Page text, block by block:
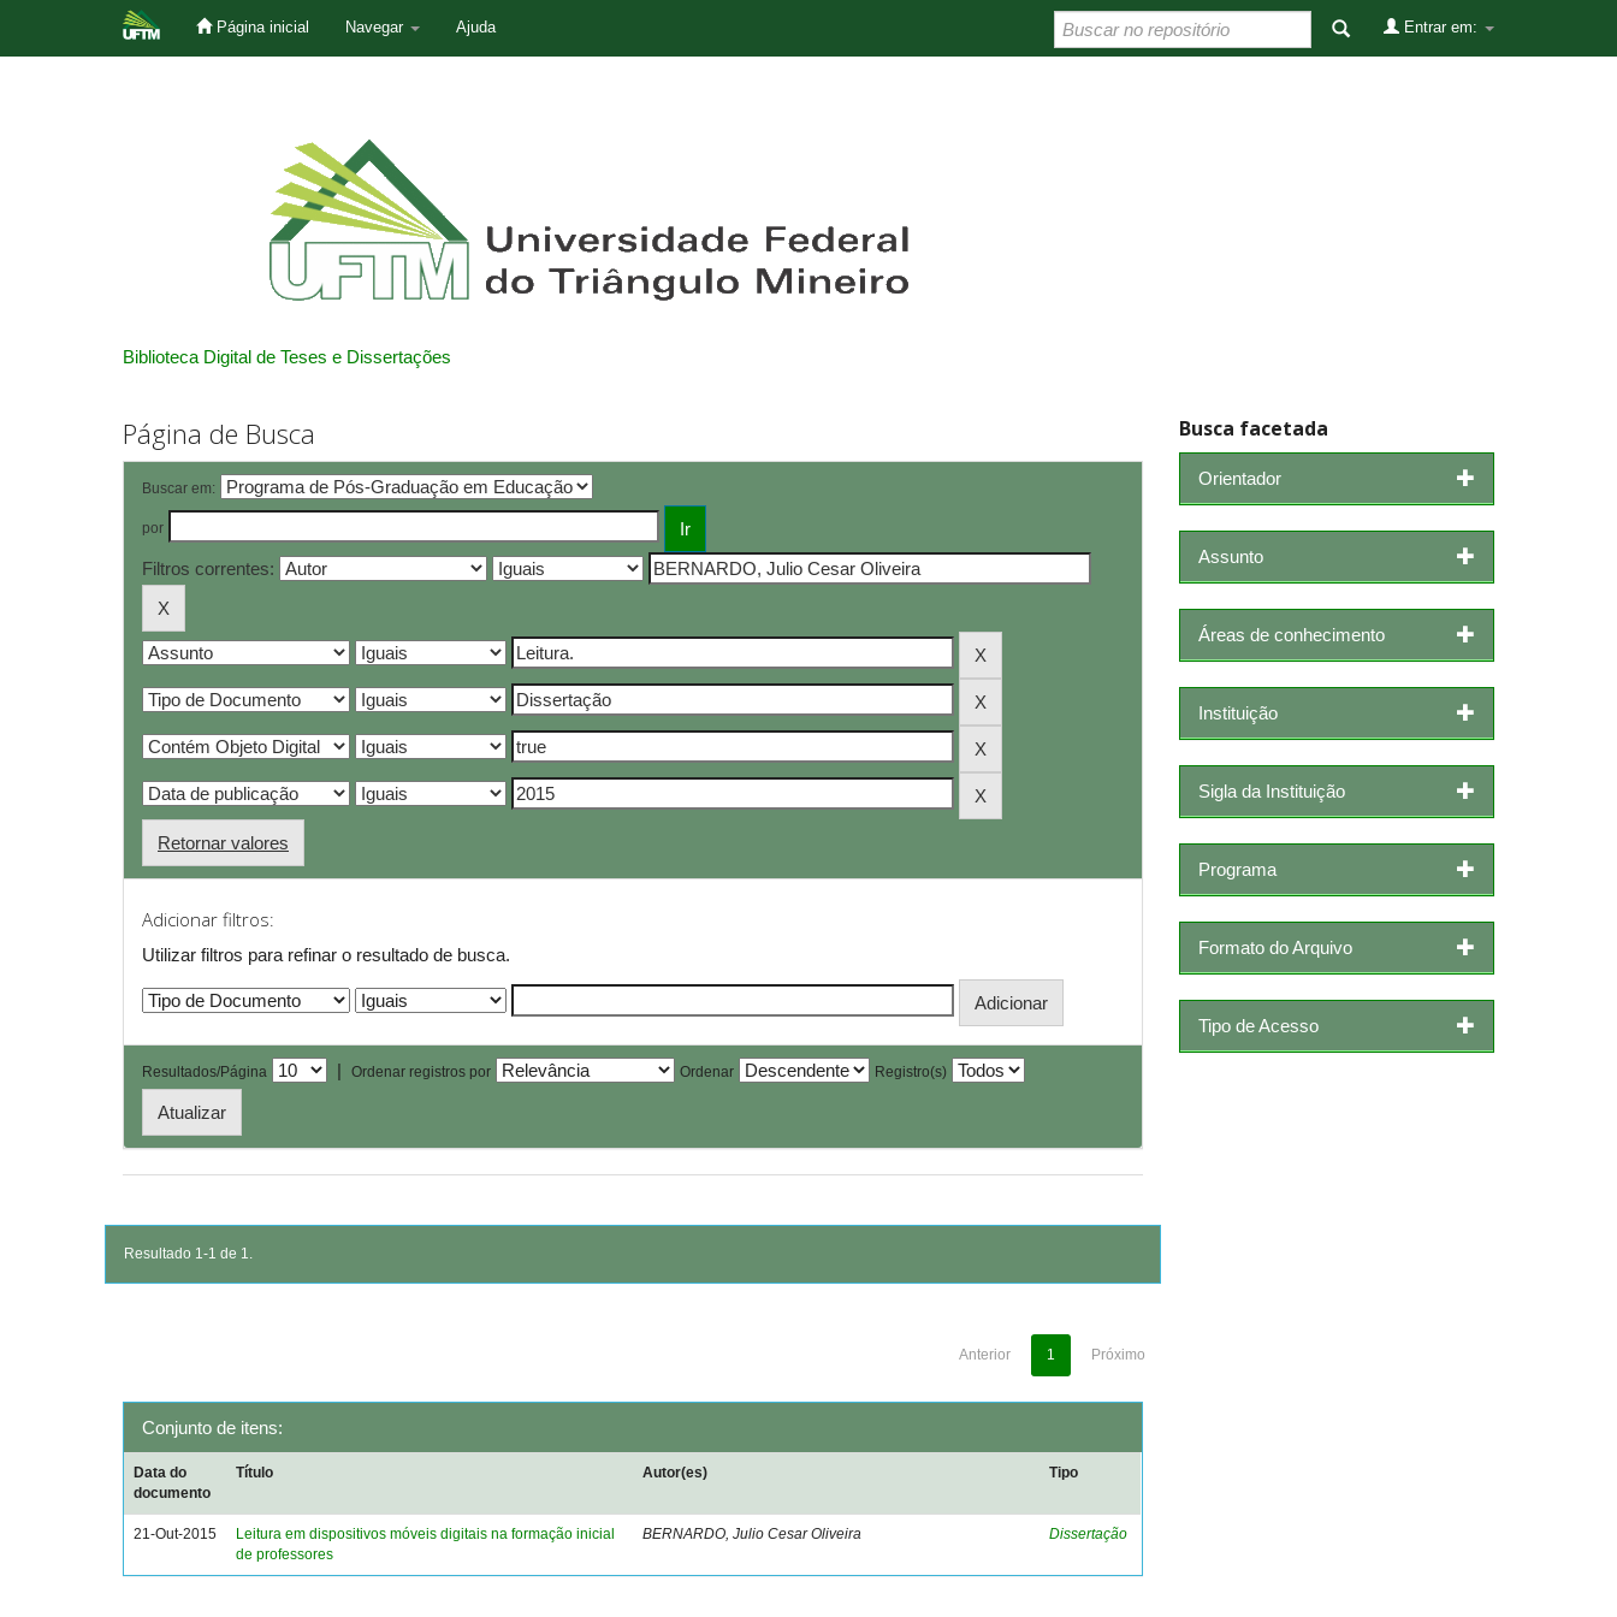
Página inicial Navegar Ajuda Entrar em:
Biblioteca Digital de Teses e Dissertações
Página de Busca
Buscar em:
por
Filtros correntes:
Retornar valores
Adicionar filtros:
Utilizar filtros para refinar o resultado de busca.
Resultados/Página | Ordenar registros por Ordenar Registro(s)
Resultado 1-1 de 1.
Anterior 1 Próximo
Conjunto de itens:
Data do
documento
Título Autor(es) Tipo
21-Out-2015
Leitura em dispositivos móveis digitais na formação inicial
de professores
BERNARDO, Julio Cesar Oliveira Dissertação
Busca facetada
Orientador
Assunto
Áreas de conhecimento
Instituição
Sigla da Instituição
Programa
Formato do Arquivo
Tipo de Acesso